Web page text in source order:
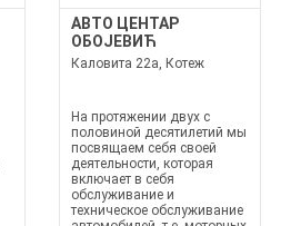
АВТО ЦЕНТАР
ОБОЈЕВИЋ
Каловита 22а, Котеж
На протяжении двух с
половиной десятилетий мы
посвящаем себя своей
деятельности, которая
включает в себя
обслуживание и
техническое обслуживание